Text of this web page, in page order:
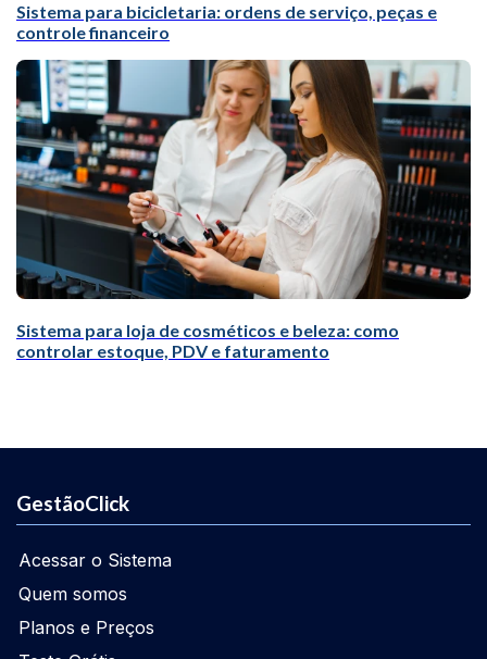
Sistema para bicicletaria: ordens de serviço, peças e
controle financeiro
Sistema para loja de cosméticos e beleza: como
controlar estoque, PDV e faturamento
GestãoClick
Acessar o Sistema
Quem somos
Planos e Preços